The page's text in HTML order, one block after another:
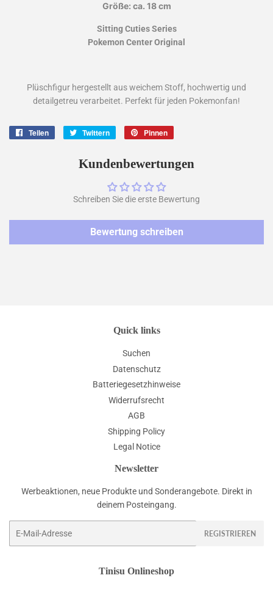
Größe: ca. 18 cm
Sitting Cuties Series
Pokemon Center Original
Plüschfigur hergestellt aus weichem Stoff, hochwertig und
detailgetreu verarbeitet. Perfekt für jeden Pokemonfan!
Teilen Twittern
twittern
Pinnen
pinnen
Kundenbewertungen
Schreiben Sie die erste Bewertung
Bewertung schreiben
Quick links
Suchen
Datenschutz
Batteriegesetzhinweise
Widerrufsrecht
AGB
Shipping Policy
Legal Notice
Newsletter
Werbeaktionen, neue Produkte und Sonderangebote. Direkt in
deinem Posteingang.
REGISTRIEREN
Tinisu Onlineshop